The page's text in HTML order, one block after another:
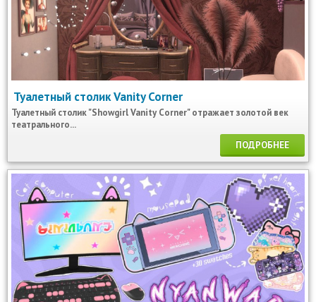
Туалетный столик Vanity Corner
Туалетный столик "Showgirl Vanity Corner" отражает золотой век
театрального...
ПОДРОБНЕЕ